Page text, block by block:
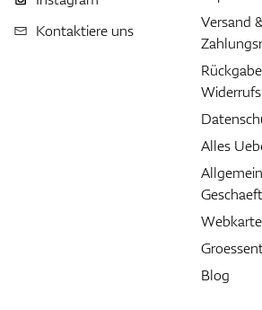
Kontaktiere uns
Versand
Alles
Webkarte
Blog